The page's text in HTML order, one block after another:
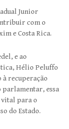
Junior
com o
e Costa Rica.
e ao
Hélio Peluffo
à recuperação
parlamentar, essa
para o
do Estado.